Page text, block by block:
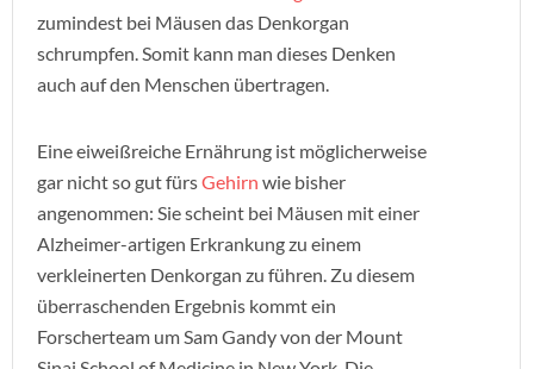
zumindest bei Mäusen das Denkorgan
schrumpfen. Somit kann man dieses Denken
auch auf den Menschen übertragen.
Eine eiweißreiche Ernährung ist möglicherweise
gar nicht so gut fürsGehirn wie bisher
angenommen: Sie scheint bei Mäusen mit einer
Alzheimer-artigen Erkrankung zu einem
verkleinerten Denkorgan zu führen. Zu diesem
überraschenden Ergebnis kommt ein
Forscherteam um Sam Gandy von der Mount